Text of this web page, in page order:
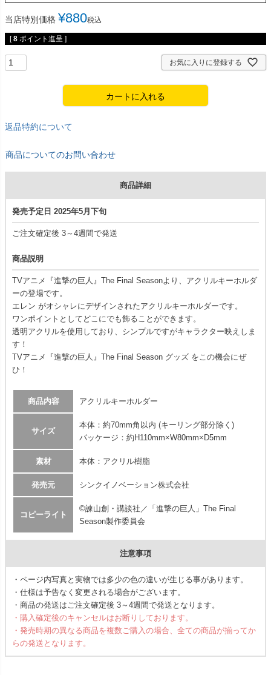
当店特別価格 ¥880税込
[ 8 ポイント進呈 ]
お気に入りに登録する
カートに入れる
返品特約について
商品についてのお問い合わせ
商品詳細
発売予定日 2025年5月下旬
ご注文確定後 3～4週間で発送
商品説明
TVアニメ『進撃の巨人』The Final Seasonより、アクリルキーホルダ
ーの登場です。
エレン がオシャレにデザインされたアクリルキーホルダーです。
ワンポイントとしてどこにでも飾ることができます。
透明アクリルを使用しており、シンプルですがキャラクター映えしま
す！
TVアニメ『進撃の巨人』The Final Season グッズ をこの機会にぜ
ひ！
商品内容 アクリルキーホルダー
サイズ
本体：約70mm角以内 (キーリング部分除く)
パッケージ：約H110mm×W80mm×D5mm
素材 本体：アクリル樹脂
発売元 シンクイノベーション株式会社
コピーライト
©諫山創・講談社／「進撃の巨人」The Final
Season製作委員会
注意事項
・ページ内写真と実物では多少の色の違いが生じる事があります。
・仕様は予告なく変更される場合がございます。
・商品の発送はご注文確定後 3～4週間で発送となります。
・購入確定後のキャンセルはお断りしております。
・発売時期の異なる商品を複数ご購入の場合、全ての商品が揃ってか
らの発送となります。